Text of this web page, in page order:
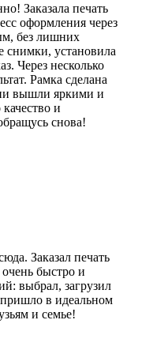
Заказала печать
оформления через
без лишних
установила
Через несколько
Рамка сделана
вышли яркими и
и
снова!
Заказал печать
быстро и
выбрал, загрузил
в идеальном
и семье!